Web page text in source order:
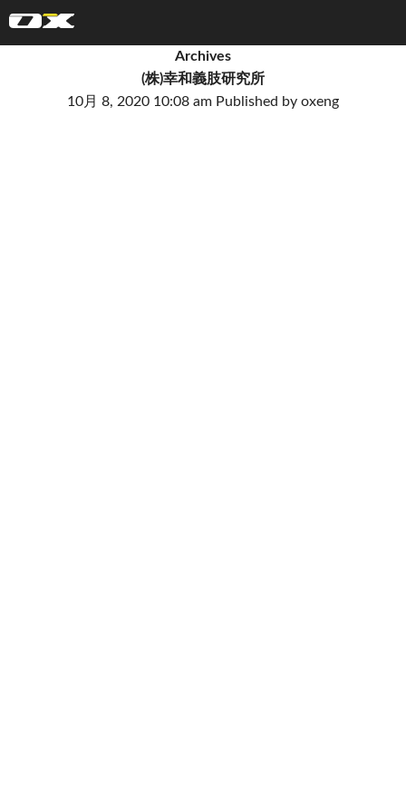
Archives
(株)幸和義肢研究所
10月 8, 2020 10:08 am Published by oxeng